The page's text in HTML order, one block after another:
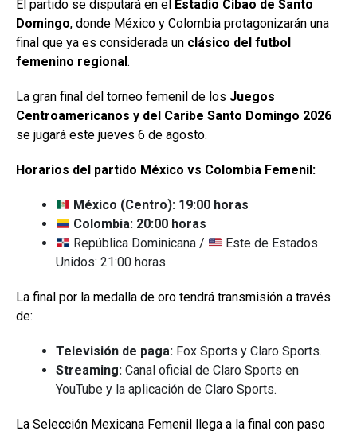
El partido se disputará en el Estadio Cibao de Santo
Domingo, donde México y Colombia protagonizarán una
final que ya es considerada un clásico del futbol
femenino regional .
La gran final del torneo femenil de los Juegos
Centroamericanos y del Caribe Santo Domingo 2026
se jugará este jueves 6 de agosto.
Horarios del partido México vs Colombia Femenil:
México (Centro): 19:00 horas
Colombia: 20:00 horas
República Dominicana /
Este de Estados
Unidos: 21:00 horas
La final por la medalla de oro tendrá transmisión a través
de:
Televisión de paga: Fox Sports y Claro Sports.
Streaming: Canal oficial de Claro Sports en
YouTube y la aplicación de Claro Sports.
La Selección Mexicana Femenil llega a la final con paso